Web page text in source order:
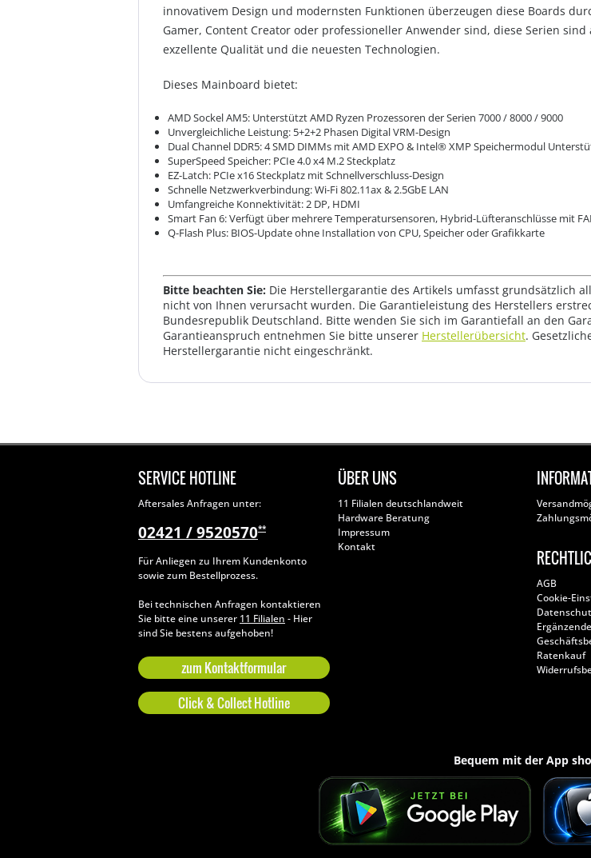
innovativem Design und modernsten Funktionen überzeugen diese Boards
Gamer, Content Creator oder professioneller Anwender sind, diese Serien
exzellente Qualität und die neuesten Technologien.
Dieses Mainboard bietet:
AMD Sockel AM5: Unterstützt AMD Ryzen Prozessoren der Serien 7000 / 8000 / 9000
Unvergleichliche Leistung: 5+2+2 Phasen Digital VRM-Design
Dual Channel DDR5: 4 SMD DIMMs mit AMD EXPO & Intel® XMP Speichermodul
SuperSpeed Speicher: PCIe 4.0 x4 M.2 Steckplatz
EZ-Latch: PCIe x16 Steckplatz mit Schnellverschluss-Design
Schnelle Netzwerkverbindung: Wi-Fi 802.11ax & 2.5GbE LAN
Umfangreiche Konnektivität: 2 DP, HDMI
Smart Fan 6: Verfügt über mehrere Temperatursensoren, Hybrid-Lüfteranschlüsse mit
Q-Flash Plus: BIOS-Update ohne Installation von CPU, Speicher oder Grafikkarte
Bitte beachten Sie: Die Herstellergarantie des Artikels umfasst grundsätzlich
nicht von Ihnen verursacht wurden. Die Garantieleistung des Herstellers
Bundesrepublik Deutschland. Bitte wenden Sie sich im Garantiefall an den
Garantieanspruch entnehmen Sie bitte unserer Herstellerübersicht.
Herstellergarantie nicht eingeschränkt.
SERVICE HOTLINE
Aftersales Anfragen unter:
02421 / 9520570**
Für Anliegen zu Ihrem Kundenkonto
sowie zum Bestellprozess.
Bei technischen Anfragen kontaktieren
Sie bitte eine unserer 11 Filialen - Hier
sind Sie bestens aufgehoben!
zum Kontaktformular
Click & Collect Hotline
ÜBER UNS
11 Filialen deutschlandweit
Hardware Beratung
Impressum
Kontakt
AGB
Cookie-
Ratenkauf
Bequem mit der App